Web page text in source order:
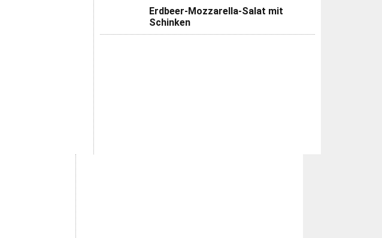
Erdbeer-Mozzarella-Salat mit
Schinken